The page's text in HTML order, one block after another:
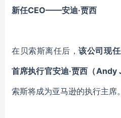
新任CEO——安迪·贾西
在贝索斯离任后，该公司现
首席执行官安迪·贾西（
索斯将成为亚马逊的执行主席。